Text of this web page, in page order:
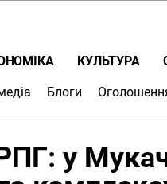
КУЛЬТУРА
Блоги
у